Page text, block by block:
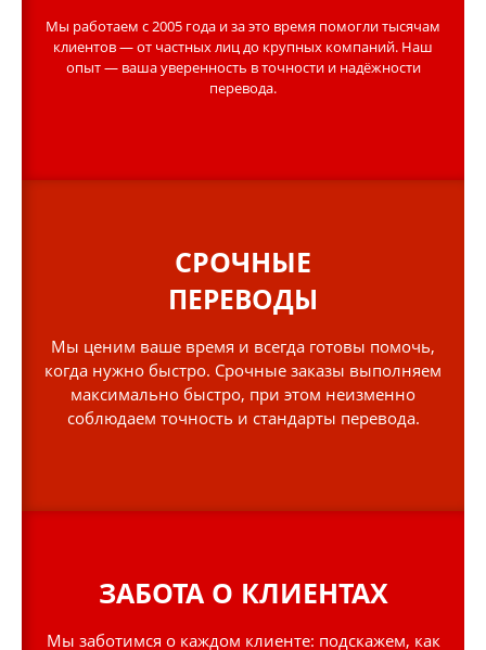
Мы работаем с 2005 года и за это время помогли тысячам
клиентов — от частных лиц до крупных компаний. Наш
опыт — ваша уверенность в точности и надёжности
перевода.
СРОЧНЫЕ
ПЕРЕВОДЫ
Мы ценим ваше время и всегда готовы помочь,
когда нужно быстро. Срочные заказы выполняем
максимально быстро, при этом неизменно
соблюдаем точность и стандарты перевода.
ЗАБОТА О КЛИЕНТАХ
Мы заботимся о каждом клиенте: подскажем, как